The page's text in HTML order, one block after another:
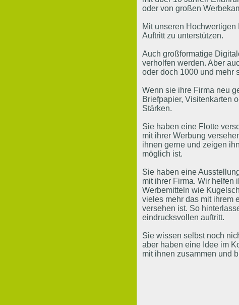
oder von großen
Mit unseren
Auftritt zu unterstützen.
Auch großformatige
verholfen werden. Aber
oder doch 1000 und mehr
Wenn sie ihre Firma neu
Briefpapier, Visitenkarten
Stärken.
Sie haben eine Flotte
mit ihrer Werbung
ihnen gerne und zeigen
möglich ist.
Sie haben eine
mit ihrer Firma. Wir helfen
Werbemitteln wie
vieles mehr das mit ihrem
versehen ist. So
eindrucksvollen auftritt.
Sie wissen selbst noch
aber haben eine Idee im
mit ihnen zusammen und